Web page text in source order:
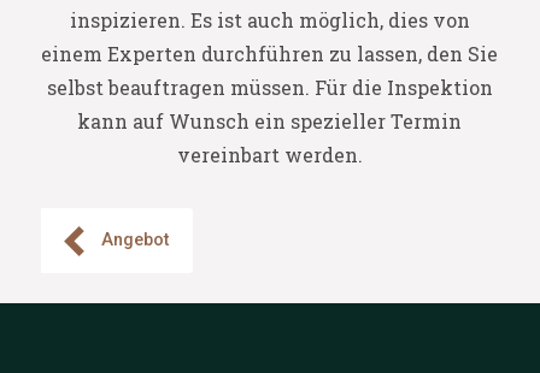
inspizieren. Es ist auch möglich, dies von
einem Experten durchführen zu lassen, den Sie
selbst beauftragen müssen. Für die Inspektion
kann auf Wunsch ein spezieller Termin
vereinbart werden.
Angebot